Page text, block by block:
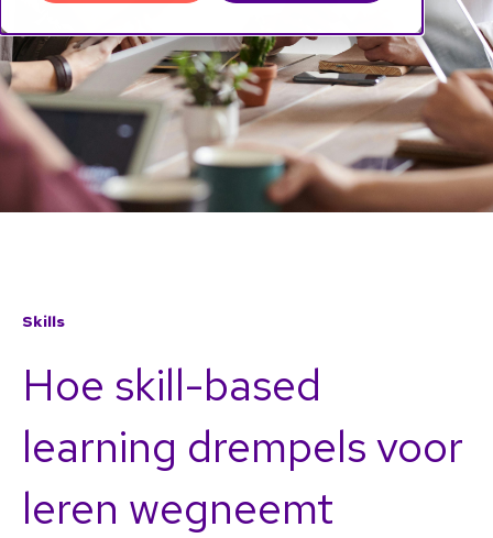
Skills
Hoe skill-based
learning drempels voor
leren wegneemt